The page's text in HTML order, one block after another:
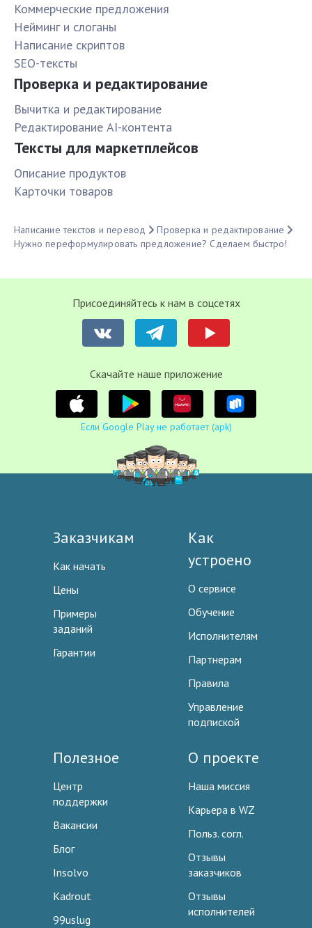
Коммерческие предложения
Нейминг и слоганы
Написание скриптов
SEO-тексты
Проверка и редактирование
Вычитка и редактирование
Редактирование AI-контента
Тексты для маркетплейсов
Описание продуктов
Карточки товаров
Написание текстов и перевод
Проверка и редактирование
Нужно переформулировать предложение? Сделаем быстро!
Присоединяйтесь к нам в соцсетях
Cкачайте наше приложение
Если Google Play не работает (apk)
Заказчикам
Как начать
Цены
Примеры
заданий
Гарантии
Как
устроено
О сервисе
Обучение
Исполнителям
Партнерам
Правила
Управление
подпиской
Полезное
Центр
поддержки
Вакансии
Блог
Insolvo
Kadrout
99uslug
О проекте
Наша миссия
Карьера в WZ
Польз. согл.
Отзывы
заказчиков
Отзывы
исполнителей